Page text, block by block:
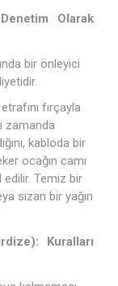
Olarak
bir önleyici
fırçayla
zamanda
kabloda bir
ocağın camı
edilir. Temiz bir
sızan bir yağın
Kuralları